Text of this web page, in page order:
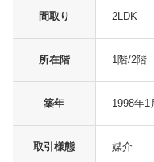
間取り 2LDK
所在階 1階/2階
築年 1998年1
取引様態 媒介